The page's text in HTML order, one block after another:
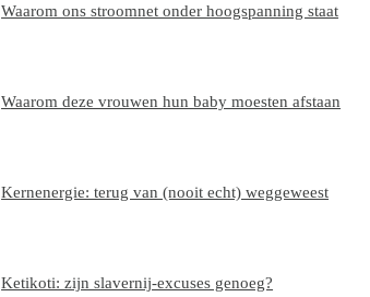
Waarom ons stroomnet onder hoogspanning staat
Waarom deze vrouwen hun baby moesten afstaan
Kernenergie: terug van (nooit echt) weggeweest
Ketikoti: zijn slavernij-excuses genoeg?